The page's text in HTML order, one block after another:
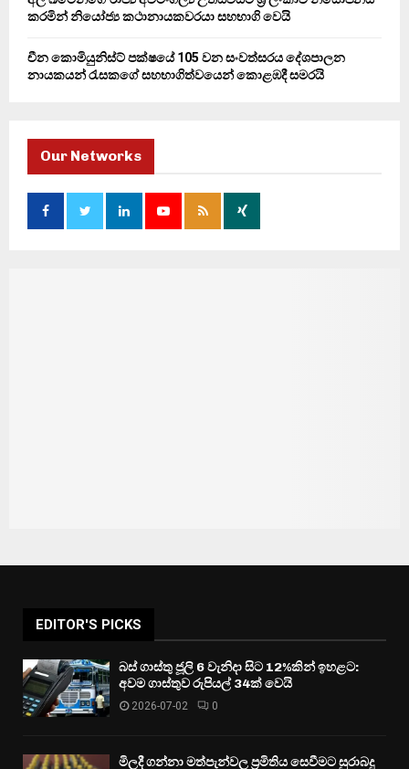
කරමින් නියෝජ්‍ය කථානායකවරයා සහභාගි වෙයි
චීන කොමියුනිස්ට් පක්ෂයේ 105 වන සංවත්සරය දේශපාලන
නායකයන් රැසකගේ සහභාගිත්වයෙන් කොළඹදී සමරයි
Our Networks
EDITOR'S PICKS
බස් ගාස්තු ජූලි 6 වැනිදා සිට 12%කින් ඉහළට:
අවම ගාස්තුව රුපියල් 34ක් වෙයි
2026-07-02 0
මිලදී ගන්නා මත්පැන්වල ප්‍රමිතිය සෙවීමට සුරාබදු